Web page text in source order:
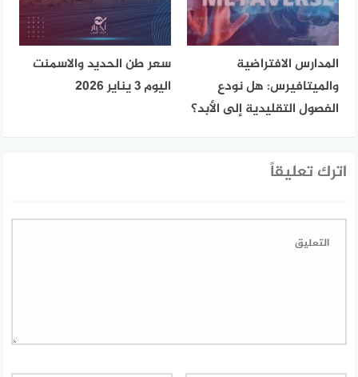
المدارس الافتراضية
والميتافيرس: هل نودع
الفصول التقليدية إلى الأبد؟
سعر طن الحديد والاسمنت
اليوم 3 يناير 2026
اترك تعليقاً